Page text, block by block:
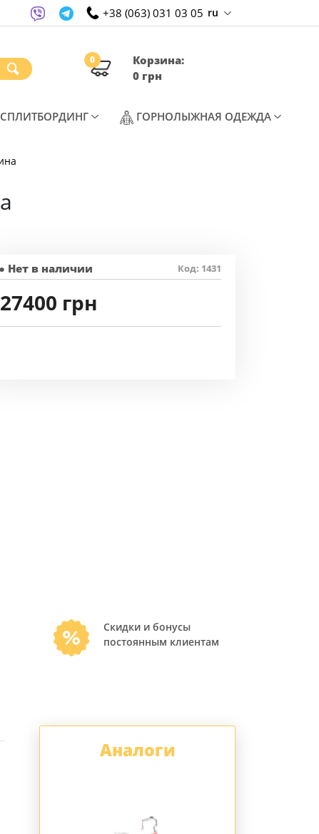
+38 (063) 031 03 05 ru
0
Корзина:
0 грн
(CURRENT)ГОРНОЛЫЖНАЯ ОДЕЖДА
● Нет в наличии Код: 1431
27400 грн
Скидки и бонусы
постоянным клиентам
Аналоги